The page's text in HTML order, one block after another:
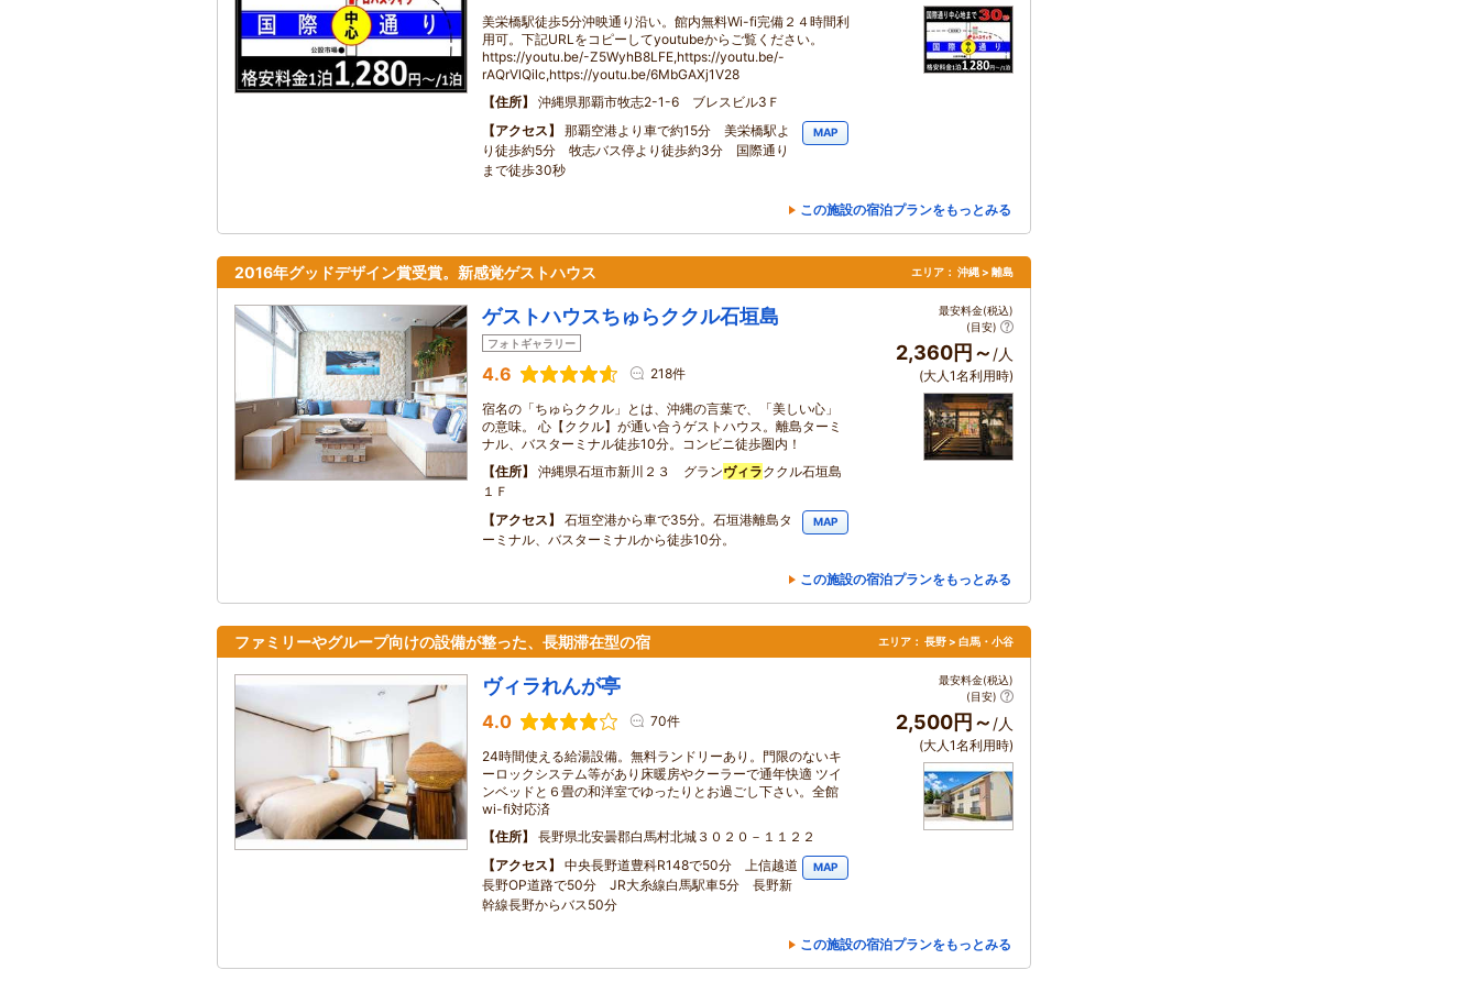
美栄橋駅徒歩5分沖映通り沿い。館内無料Wi-fi完備２４時間利
用可。下記URLをコピーしてyoutubeからご覧ください。
https://youtu.be/-Z5WyhB8LFE,https://youtu.be/-
rAQrVlQilc,https://youtu.be/6MbGAXj1V28
住所
沖縄県那覇市牧志2-1-6 ブレスビル3Ｆ
アクセス
那覇空港より車で約15分 美栄橋駅よ
り徒歩約5分 牧志バス停より徒歩約3分 国際通り
まで徒歩30秒
MAP
この施設の宿泊プランをもっとみる
2016年グッドデザイン賞受賞。新感覚ゲストハウス エリア： 沖縄 > 離島
ゲストハウスちゅらククル石垣島
フォトギャラリー
4.6 218件
宿名の「ちゅらククル」とは、沖縄の言葉で、「美しい心」
の意味。 心【ククル】が通い合うゲストハウス。離島ターミ
ナル、バスターミナル徒歩10分。コンビニ徒歩圏内！
住所
沖縄県石垣市新川２３ グランヴィラククル石垣島
１Ｆ
アクセス
石垣空港から車で35分。石垣港離島タ
ーミナル、バスターミナルから徒歩10分。
MAP
最安料金(税込)
(目安)
2,360円～ /人
(大人1名利用時)
この施設の宿泊プランをもっとみる
ファミリーやグループ向けの設備が整った、長期滞在型の宿 エリア： 長野 > 白馬・小谷
ヴィラれんが亭
4.0 70件
24時間使える給湯設備。無料ランドリーあり。門限のないキ
ーロックシステム等があり床暖房やクーラーで通年快適 ツイ
ンベッドと６畳の和洋室でゆったりとお過ごし下さい。全館
wi-fi対応済
住所
長野県北安曇郡白馬村北城３０２０－１１２２
アクセス
中央長野道豊科R148で50分 上信越道
長野OP道路で50分 JR大糸線白馬駅車5分 長野新
幹線長野からバス50分
MAP
最安料金(税込)
(目安)
2,500円～ /人
(大人1名利用時)
この施設の宿泊プランをもっとみる